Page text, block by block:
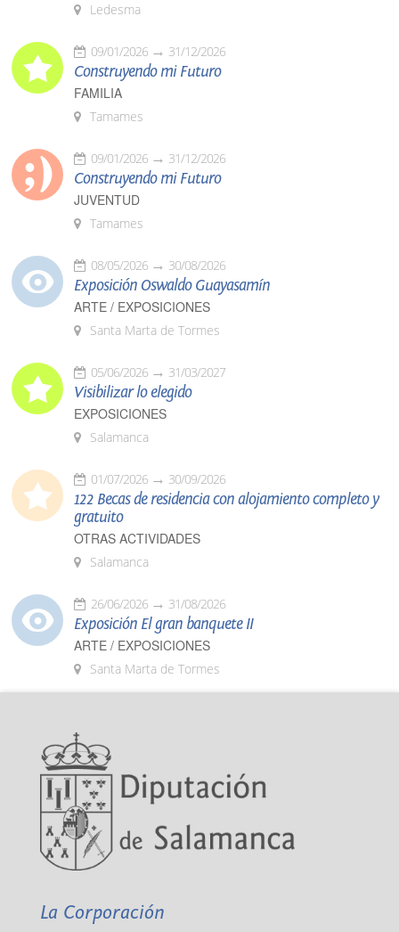
Ledesma
09/01/2026 31/12/2026
Construyendo mi Futuro
FAMILIA
Tamames
09/01/2026 31/12/2026
Construyendo mi Futuro
JUVENTUD
Tamames
08/05/2026 30/08/2026
Exposición Oswaldo Guayasamín
ARTE / EXPOSICIONES
Santa Marta de Tormes
05/06/2026 31/03/2027
Visibilizar lo elegido
EXPOSICIONES
Salamanca
01/07/2026 30/09/2026
122 Becas de residencia con alojamiento completo y
gratuito
OTRAS ACTIVIDADES
Salamanca
26/06/2026 31/08/2026
Exposición El gran banquete II
ARTE / EXPOSICIONES
Santa Marta de Tormes
La Corporación